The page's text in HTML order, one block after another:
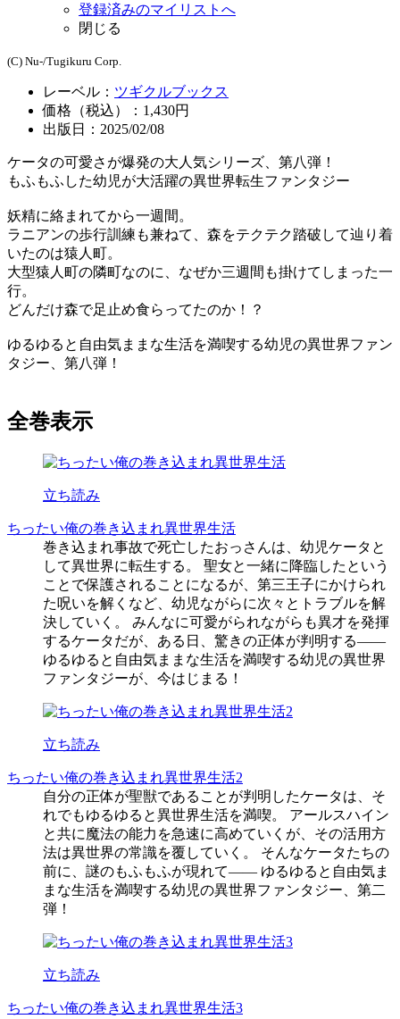
登録済みのマイリストへ
閉じる
(C) Nu-/Tugikuru Corp.
レーベル： ツギクルブックス
価格（税込）：1,430円
出版日：2025/02/08
ケータの可愛さが爆発の大人気シリーズ、第八弾！
もふもふした幼児が大活躍の異世界転生ファンタジー
妖精に絡まれてから一週間。
ラニアンの歩行訓練も兼ねて、森をテクテク踏破して辿り着
いたのは猿人町。
大型猿人町の隣町なのに、なぜか三週間も掛けてしまった一
行。
どんだけ森で足止め食らってたのか！？
ゆるゆると自由気ままな生活を満喫する幼児の異世界ファン
タジー、第八弾！
全巻表示
立ち読み
ちったい俺の巻き込まれ異世界生活
巻き込まれ事故で死亡したおっさんは、幼児ケータと
して異世界に転生する。 聖女と一緒に降臨したという
ことで保護されることになるが、第三王子にかけられ
た呪いを解くなど、幼児ながらに次々とトラブルを解
決していく。 みんなに可愛がられながらも異才を発揮
するケータだが、ある日、驚きの正体が判明する――
ゆるゆると自由気ままな生活を満喫する幼児の異世界
ファンタジーが、今はじまる！
立ち読み
ちったい俺の巻き込まれ異世界生活2
自分の正体が聖獣であることが判明したケータは、そ
れでもゆるゆると異世界生活を満喫。 アールスハイン
と共に魔法の能力を急速に高めていくが、その活用方
法は異世界の常識を覆していく。 そんなケータたちの
前に、謎のもふもふが現れて―― ゆるゆると自由気ま
まな生活を満喫する幼児の異世界ファンタジー、第二
弾！
立ち読み
ちったい俺の巻き込まれ異世界生活3